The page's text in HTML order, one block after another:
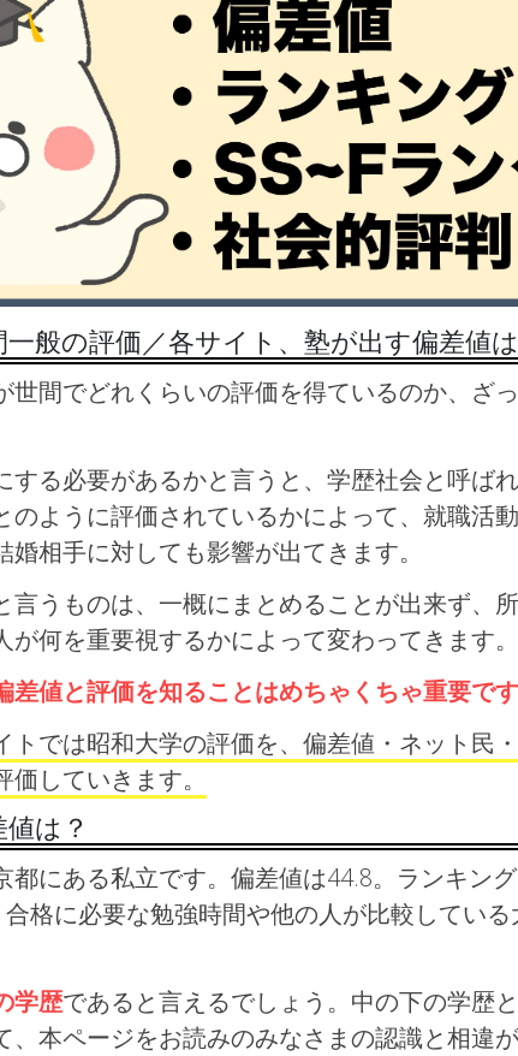
般の評価／各サイト、塾が出す偏差値は
世間でどれくらいの評価を得ているのか、ざ
する必要があるかと言うと、学歴社会と呼ば
のように評価されているかによって、就職活動
相手に対しても影響が出てきます。
言うものは、一概にまとめることが出来ず、
が何を重要視するかによって変わってきます。
差値と評価を知ることはめちゃくちゃ重要です
トでは昭和大学の評価を、偏差値・ネット民
していきます。
は？
都にある私立です。偏差値は44.8。ランキン
格に必要な勉強時間や他の人が比較してい
学歴であると言えるでしょう。中の下の学歴と
、本ページをお読みのみなさまの認識と相違